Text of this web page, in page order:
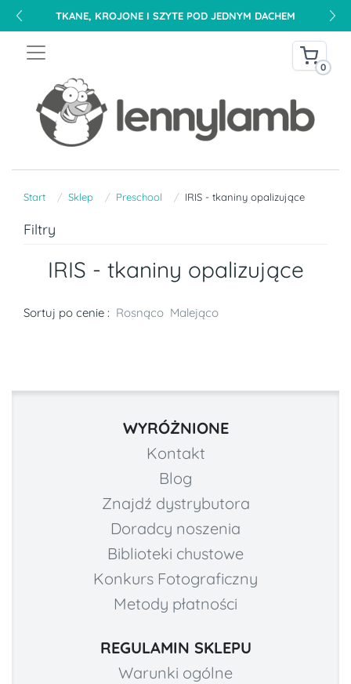
TKANE, KROJONE I SZYTE POD JEDNYM DACHEM
0
Start Sklep Preschool IRIS - tkaniny opalizujące
Filtry
IRIS - tkaniny opalizujące
Sortuj po cenie : Rosnąco Malejąco
WYRÓŻNIONE
Kontakt
Blog
Znajdź dystrybutora
Doradcy noszenia
Biblioteki chustowe
Konkurs Fotograficzny
Metody płatności
REGULAMIN SKLEPU
Warunki ogólne